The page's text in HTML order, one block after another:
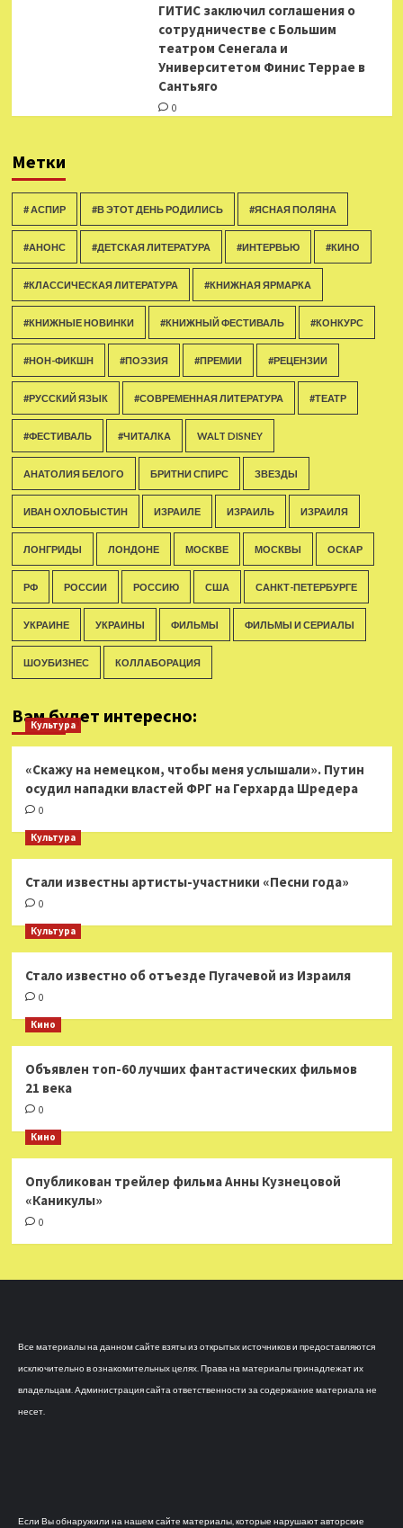
ГИТИС заключил соглашения о
сотрудничестве с Большим
театром Сенегала и
Университетом Финис Террае в
Сантьяго
0
Метки
# АСПИР #В ЭТОТ ДЕНЬ РОДИЛИСЬ #ЯСНАЯ ПОЛЯНА
#АНОНС #ДЕТСКАЯ ЛИТЕРАТУРА #ИНТЕРВЬЮ #КИНО
#КЛАССИЧЕСКАЯ ЛИТЕРАТУРА #КНИЖНАЯ ЯРМАРКА
#КНИЖНЫЕ НОВИНКИ #КНИЖНЫЙ ФЕСТИВАЛЬ #КОНКУРС
#НОН-ФИКШН #ПОЭЗИЯ #ПРЕМИИ #РЕЦЕНЗИИ
#РУССКИЙ ЯЗЫК #СОВРЕМЕННАЯ ЛИТЕРАТУРА #ТЕАТР
#ФЕСТИВАЛЬ #ЧИТАЛКА WALT DISNEY
АНАТОЛИЯ БЕЛОГО БРИТНИ СПИРС ЗВЕЗДЫ
ИВАН ОХЛОБЫСТИН ИЗРАИЛЕ ИЗРАИЛЬ ИЗРАИЛЯ
ЛОНГРИДЫ ЛОНДОНЕ МОСКВЕ МОСКВЫ ОСКАР
РФ РОССИИ РОССИЮ США САНКТ-ПЕТЕРБУРГЕ
УКРАИНЕ УКРАИНЫ ФИЛЬМЫ ФИЛЬМЫ И СЕРИАЛЫ
ШОУБИЗНЕС КОЛЛАБОРАЦИЯ
Вам будет интересно:
Культура
«Скажу на немецком, чтобы меня услышали». Путин
осудил нападки властей ФРГ на Герхарда Шредера
0
Культура
Стали известны артисты-участники «Песни года»
0
Культура
Стало известно об отъезде Пугачевой из Израиля
0
Кино
Объявлен топ-60 лучших фантастических фильмов
21 века
0
Кино
Опубликован трейлер фильма Анны Кузнецовой
«Каникулы»
0
Все материалы на данном сайте взяты из открытых источников и предоставляются
исключительно в ознакомительных целях. Права на материалы принадлежат их
владельцам. Администрация сайта ответственности за содержание материала не
несет.
Если Вы обнаружили на нашем сайте материалы, которые нарушают авторские